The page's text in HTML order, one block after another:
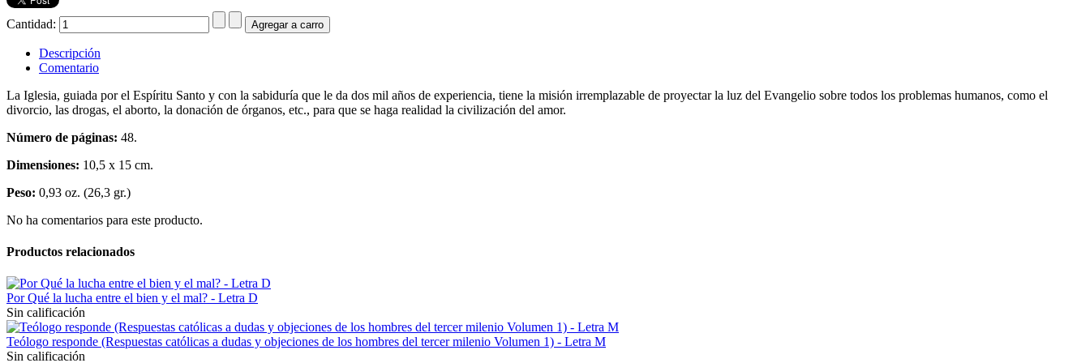
Cantidad:
Descripción
Comentario
La Iglesia, guiada por el Espíritu Santo y con la sabiduría que le da dos mil años de experiencia, tiene la misión irremplazable de proyectar la luz del Evangelio sobre todos los problemas humanos, como el
divorcio, las drogas, el aborto, la donación de órganos, etc., para que se haga realidad la civilización del amor.
Número de páginas: 48.
Dimensiones: 10,5 x 15 cm.
Peso: 0,93 oz. (26,3 gr.)
No ha comentarios para este producto.
Productos relacionados
Por Qué la lucha entre el bien y el mal? - Letra D
Sin calificación
Teólogo responde (Respuestas católicas a dudas y objeciones de los hombres del tercer milenio Volumen 1) - Letra M
Sin calificación